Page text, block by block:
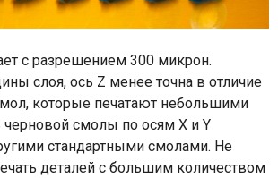
с разрешением 300 микрон.
слоя, ось Z менее точна в отличие
которые печатают небольшими
черновой смолы по осям X и Y
стандартными смолами. Не
деталей с большим количеством